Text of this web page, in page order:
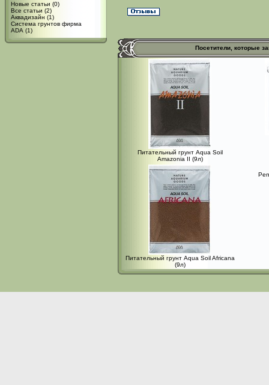
Новые статьи (0)
Все статьи (2)
Аквадизайн (1)
Система грунтов фирма
ADA (1)
Посетители, которые
Питательный грунт Aqua Soil
Amazonia II (9л)
Питательный грунт Aqua Soil Africana
(9л)